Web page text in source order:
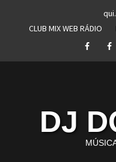
CLUB MIX WEB RÁDIO
Facebook
I
DJ